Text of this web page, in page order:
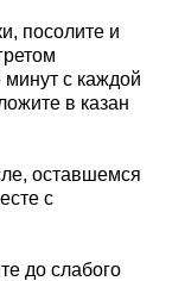
посолите и
с каждой
в казан
оставшемся
с
до слабого